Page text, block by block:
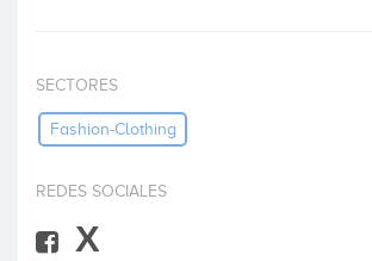
Invertir
SECTORES
Fashion-Clothing
REDES SOCIALES
X